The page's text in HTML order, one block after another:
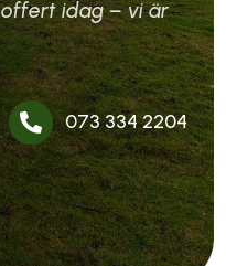
idag – vi är
 073 334 2204